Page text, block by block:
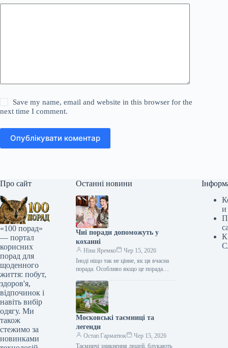
Save my name, email and website in this browser for the
next time I comment.
Опублікувати коментар
Про сайт
«100 порад»
— портал
корисних
порад для
щоденного
життя: побут,
здоров'я,
відпочинок і
навіть вибір
одягу. Ми
також
стежимо за
новинками
Останні новини
Чиї поради допоможуть у
коханні
Ніна Яремко
Чер 15, 2026
Іноді ніщо так не цінне, як ця вчасна
порада. Особливо якщо це порада
косметолога, тренера, стиліста…
Московські таємниці та
легенди
Остап Гарматюк
Чер 15, 2026
Таємничі зникнення людей, блукають
и